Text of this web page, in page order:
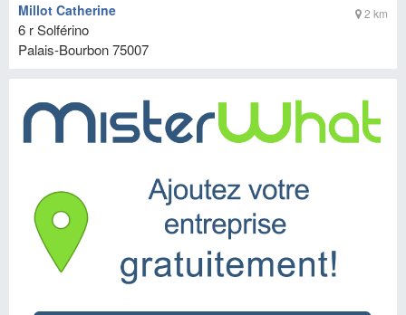
2 km
Millot Catherine
6 r Solférino
Palais-Bourbon75007